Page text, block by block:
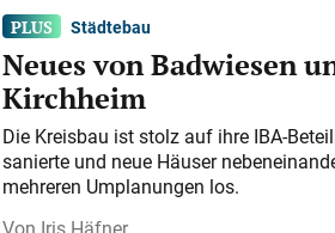
Städtebau
Neues von Badwiesen
Kirchheim
Die Kreisbau ist stolz auf ihre IBA-
sanierte und neue Häuser
mehreren Umplanungen los.